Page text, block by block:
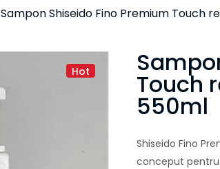
Sampon Shiseido Fino Premium Touch
Hot Touch
550ml
Shiseido Fino
conceput pentru